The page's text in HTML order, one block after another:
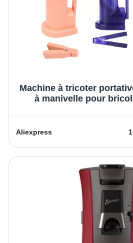
Machine à tricoter
à manivelle pour
accessoires pour
Aliexpress